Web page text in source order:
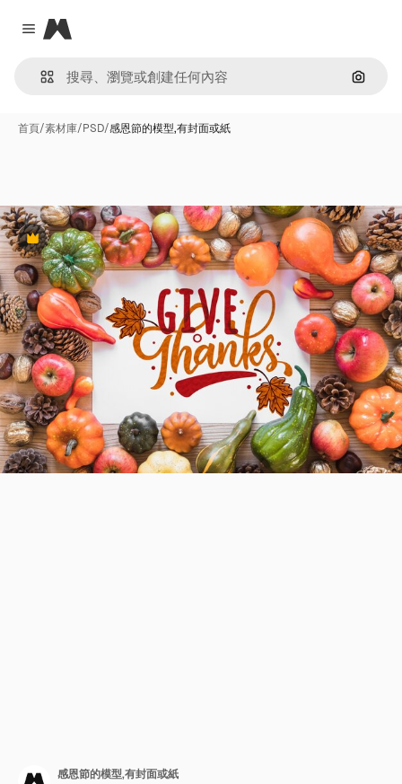
Close menu
Magnific
通過圖
首頁/素材庫/PSD/感恩節的模型,有封面或紙
Premium
感恩節的模型,有封面或紙